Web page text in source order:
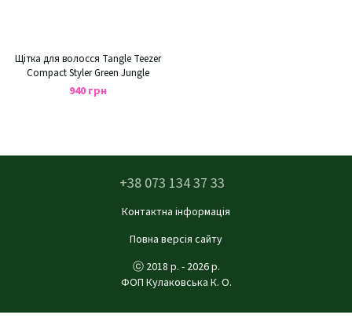
Щітка для волосся Tangle Teezer
Compact Styler Green Jungle
940 грн
+38 073 134 37 33
Контактна інформація
Повна версія сайту
ⓒ 2018 р. - 2026 р.
ФОП Кулаковська К. О.